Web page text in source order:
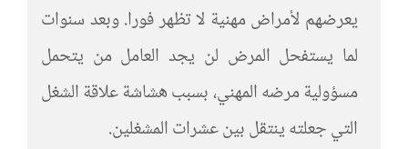
يعرضهم لأمراض مهنية لا تظهر فورا. وبعد سنوات
لما يستفحل المرض لن يجد العامل من يتحمل
مسؤولية مرضه المهني، بسبب هشاشة علاقة الشغل
التي جعلته ينتقل بين عشرات المشغلين.